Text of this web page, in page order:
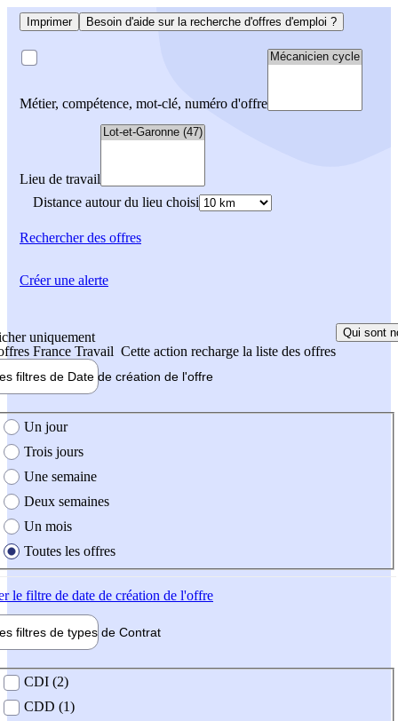
Imprimer Besoin d'aide sur la recherche d'offres d'emploi ?
Métier, compétence, mot-clé, numéro d'offre
Lieu de travail
Distance autour du lieu choisi
Rechercherdes offres
uniquement
France Travail Cette action recharge la liste des offres
Qui sont
filtres de Date de création de l'offre
création de l'offre
Un jour
Trois jours
Une semaine
Deux semaines
Un mois
Toutes les offres
le filtre de date de création de l'offre
filtres de types de Contrat
contrat
CDI (2)
CDD (1)
Créer une alerte